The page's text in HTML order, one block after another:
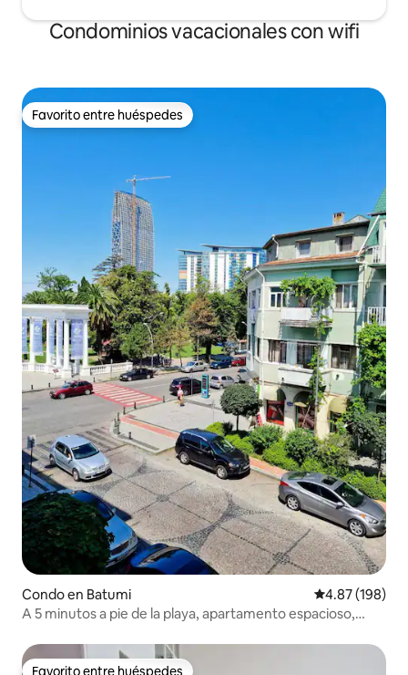
Condominios vacacionales con wifi
Favorito entre huéspedes
Favorito entre huéspedes
Condo en Batumi Calificación
4.87 (198)
A 5 minutos a pie de la playa, apartamento espacioso,
Favorito entre huéspedes